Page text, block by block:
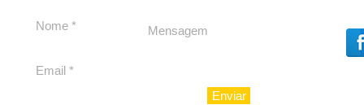
Enviar